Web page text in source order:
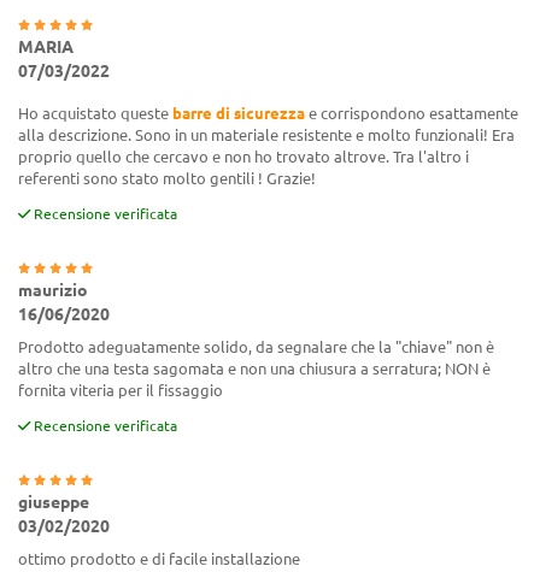
MARIA
07/03/2022
Ho acquistato queste barre di sicurezza e corrispondono esattamente
alla descrizione. Sono in un materiale resistente e molto funzionali! Era
proprio quello che cercavo e non ho trovato altrove. Tra l'altro i
referenti sono stato molto gentili ! Grazie!
Recensione verificata
maurizio
16/06/2020
Prodotto adeguatamente solido, da segnalare che la "chiave" non è
altro che una testa sagomata e non una chiusura a serratura; NON è
fornita viteria per il fissaggio
Recensione verificata
giuseppe
03/02/2020
ottimo prodotto e di facile installazione